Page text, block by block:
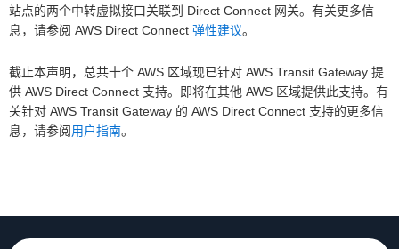
站点的两个中转虚拟接口关联到 Direct Connect 网关。有关更多信
息，请参阅 AWS Direct Connect 弹性建议。
截止本声明，总共十个 AWS 区域现已针对 AWS Transit Gateway 提
供 AWS Direct Connect 支持。即将在其他 AWS 区域提供此支持。有
关针对 AWS Transit Gateway 的 AWS Direct Connect 支持的更多信
息，请参阅用户指南。